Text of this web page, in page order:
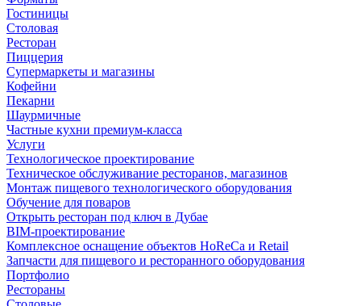
Гостиницы
Столовая
Ресторан
Пиццерия
Супермаркеты и магазины
Кофейни
Пекарни
Шаурмичные
Частные кухни премиум-класса
Услуги
Технологическое проектирование
Техническое обслуживание ресторанов, магазинов
Монтаж пищевого технологического оборудования
Обучение для поваров
Открыть ресторан под ключ в Дубае
BIM-проектирование
Комплексное оснащение объектов HoReCa и Retail
Запчасти для пищевого и ресторанного оборудования
Портфолио
Рестораны